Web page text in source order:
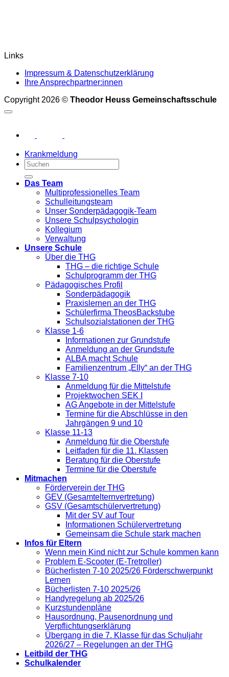
Links
Impressum & Datenschutzerklärung
Ihre Ansprechpartner:innen
Copyright 2026 © Theodor Heuss Gemeinschaftsschule
Krankmeldung
Das Team
Multiprofessionelles Team
Schulleitungsteam
Unser Sonderpädagogik-Team
Unsere Schulpsychologin
Kollegium
Verwaltung
Unsere Schule
Über die THG
THG – die richtige Schule
Schulprogramm der THG
Pädagogisches Profil
Sonderpädagogik
Praxislernen an der THG
Schülerfirma TheosBackstube
Schulsozialstationen der THG
Klasse 1-6
Informationen zur Grundstufe
Anmeldung an der Grundstufe
ALBA macht Schule
Familienzentrum „Elly“ an der THG
Klasse 7-10
Anmeldung für die Mittelstufe
Projektwochen SEK I
AG Angebote in der Mittelstufe
Termine für die Abschlüsse in den
Jahrgängen 9 und 10
Klasse 11-13
Anmeldung für die Oberstufe
Leitfaden für die 11. Klassen
Beratung für die Oberstufe
Termine für die Oberstufe
Mitmachen
Förderverein der THG
GEV (Gesamtelternvertretung)
GSV (Gesamtschülervertretung)
Mit der SV auf Tour
Informationen Schülervertretung
Gemeinsam die Schule stark machen
Infos für Eltern
Wenn mein Kind nicht zur Schule kommen kann
Problem E-Scooter (E-Tretroller)
Bücherlisten 7-10 2025/26 Förderschwerpunkt
Lernen
Bücherlisten 7-10 2025/26
Handyregelung ab 2025/26
Kurzstundenpläne
Hausordnung, Pausenordnung und
Verpflichtungserklärung
Übergang in die 7. Klasse für das Schuljahr
2026/27 – Regelungen an der THG
Leitbild der THG
Schulkalender